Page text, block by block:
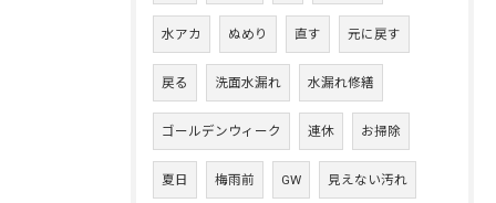
水アカ ぬめり 直す 元に戻す
戻る 洗面水漏れ 水漏れ修繕
ゴールデンウィーク 連休 お掃除
夏日 梅雨前 GW 見えない汚れ